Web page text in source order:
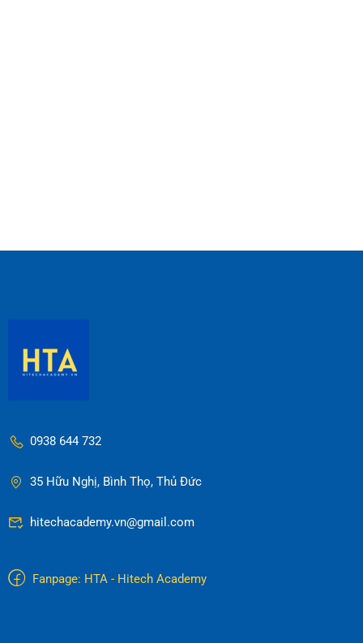
0938 644 732
35 Hữu Nghị, Bình Thọ, Thủ Đức
hitechacademy.vn@gmail.com
Fanpage: HTA - Hitech Academy